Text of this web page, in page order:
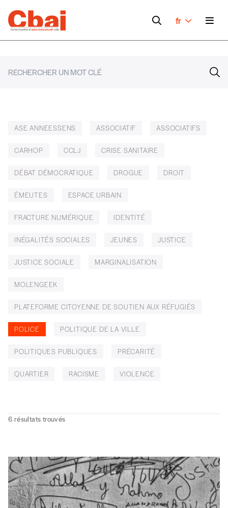
fr
ASE ANNEESSENS ASSOCIATIF ASSOCIATIFS
CARHOP CCLJ CRISE SANITAIRE
DÉBAT DÉMOCRATIQUE DROGUE DROIT
ÉMEUTES ESPACE URBAIN
FRACTURE NUMÉRIQUE IDENTITÉ
INÉGALITÉS SOCIALES JEUNES JUSTICE
JUSTICE SOCIALE MARGINALISATION
MOLENGEEK
PLATEFORME CITOYENNE DE SOUTIEN AUX RÉFUGIÉS
POLICE POLITIQUE DE LA VILLE
POLITIQUES PUBLIQUES PRÉCARITÉ
QUARTIER RACISME VIOLENCE
6 résultats trouvés